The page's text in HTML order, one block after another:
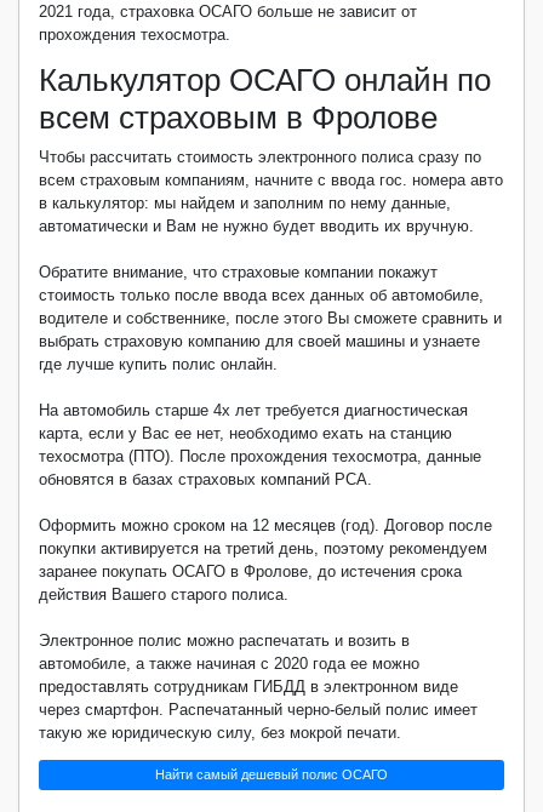
2021 года, страховка ОСАГО больше не зависит от
прохождения техосмотра.
Калькулятор ОСАГО онлайн по
всем страховым в Фролове
Чтобы рассчитать стоимость электронного полиса сразу по
всем страховым компаниям, начните с ввода гос. номера авто
в калькулятор: мы найдем и заполним по нему данные,
автоматически и Вам не нужно будет вводить их вручную.
Обратите внимание, что страховые компании покажут
стоимость только после ввода всех данных об автомобиле,
водителе и собственнике, после этого Вы сможете сравнить и
выбрать страховую компанию для своей машины и узнаете
где лучше купить полис онлайн.
На автомобиль старше 4х лет требуется диагностическая
карта, если у Вас ее нет, необходимо ехать на станцию
техосмотра (ПТО). После прохождения техосмотра, данные
обновятся в базах страховых компаний РСА.
Оформить можно сроком на 12 месяцев (год). Договор после
покупки активируется на третий день, поэтому рекомендуем
заранее покупать ОСАГО в Фролове, до истечения срока
действия Вашего старого полиса.
Электронное полис можно распечатать и возить в
автомобиле, а также начиная с 2020 года ее можно
предоставлять сотрудникам ГИБДД в электронном виде
через смартфон. Распечатанный черно-белый полис имеет
такую же юридическую силу, без мокрой печати.
Найти самый дешевый полис ОСАГО